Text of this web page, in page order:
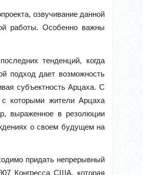
озвучивание данной
работы. Особенно важны
тенденций, когда
подход дает возможность
субъектность Арцаха. С
с которыми жители Арцаха
выраженное в резолюции
о своем будущем на
придать непрерывный
Конгресса США, которая